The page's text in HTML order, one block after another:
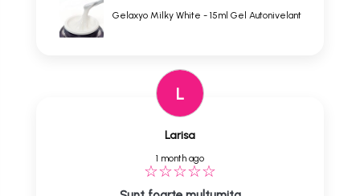
Gelaxyo Milky White - 15ml Gel Autonivelant
L
Larisa
1 month ago